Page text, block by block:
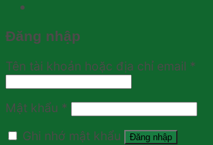
Đăng nhập
Tên tài khoản hoặc địa chỉ email *
Mật khẩu *
Ghi nhớ mật khẩu
Đăng nhập